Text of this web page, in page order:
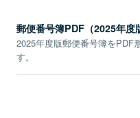
郵便番号簿PDF（2025年度
2025年度版郵便番号簿をPDF
す。